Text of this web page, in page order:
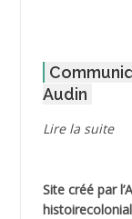
AGOULMINE
AHLOUCHE
Audin
Lire la suite
Site créé par l’